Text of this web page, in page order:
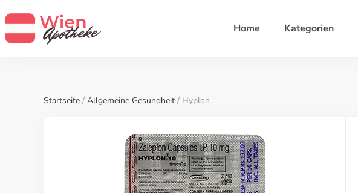
Home Kategorien
Startseite / Allgemeine Gesundheit / Hyplon